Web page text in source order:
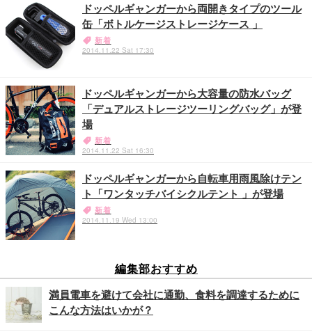
ドッペルギャンガーから両開きタイプのツール
缶「ボトルケージストレージケース 」
新着
2014.11.22 Sat 17:30
ドッペルギャンガーから大容量の防水バッグ
「デュアルストレージツーリングバッグ」が登
場
新着
2014.11.22 Sat 16:30
ドッペルギャンガーから自転車用雨風除けテン
ト「ワンタッチバイシクルテント 」が登場
新着
2014.11.19 Wed 13:00
編集部おすすめ
満員電車を避けて会社に通勤、食料を調達するために
こんな方法はいかが？